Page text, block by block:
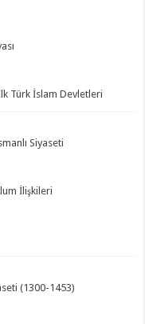
Türk İslam Devletleri
Siyaseti
İlişkileri
(1300-1453)